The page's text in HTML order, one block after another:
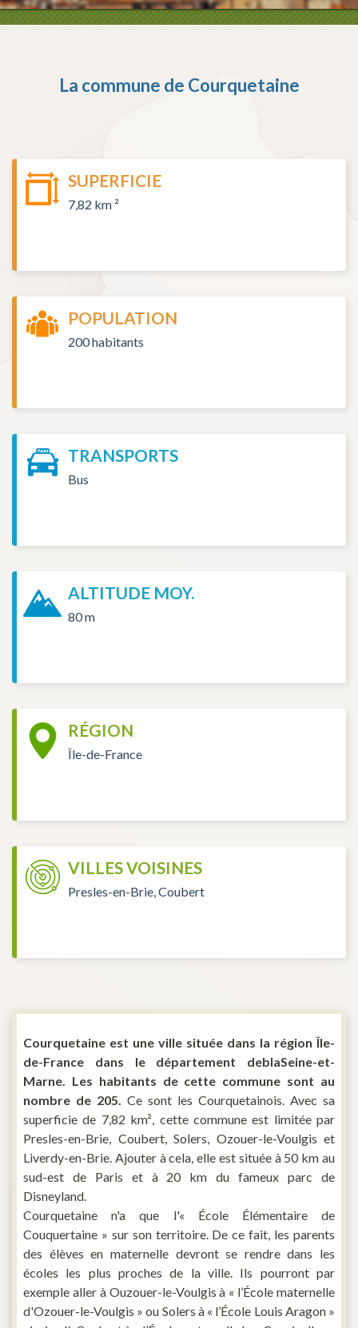
La commune de Courquetaine
SUPERFICIE
7,82 km ²
POPULATION
200 habitants
TRANSPORTS
Bus
ALTITUDE MOY.
80 m
RÉGION
Île-de-France
VILLES VOISINES
Presles-en-Brie, Coubert
Courquetaine est une ville située dans la région Île-
de-France dans le département deblaSeine-et-
Marne. Les habitants de cette commune sont au
nombre de 205. Ce sont les Courquetainois. Avec sa
superficie de 7,82 km², cette commune est limitée par
Presles-en-Brie, Coubert, Solers, Ozouer-le-Voulgis et
Liverdy-en-Brie. Ajouter à cela, elle est située à 50 km au
sud-est de Paris et à 20 km du fameux parc de
Disneyland.
Courquetaine n'a que l'« École Élémentaire de
Couquertaine » sur son territoire. De ce fait, les parents
des élèves en maternelle devront se rendre dans les
écoles les plus proches de la ville. Ils pourront par
exemple aller à Ouzouer-le-Voulgis à « l’École maternelle
d'Ozouer-le-Voulgis » ou Solers à « l’École Louis Aragon »